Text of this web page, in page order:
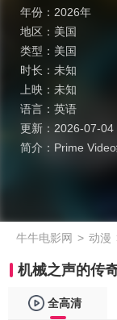
年份： 2026年
地区： 美国
类型： 美国
时长： 未知
上映： 未知
语言： 英语
更新： 2026-07-04
简介： Prime Video
牛牛电影网 > 动漫
机械之声的传
全高清